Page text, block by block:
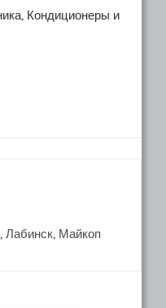
, Кондиционеры и
Лабинск, Майкоп